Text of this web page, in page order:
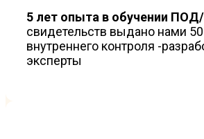
5 лет опыта в обучении
свидетельств выдано нами
внутреннего контроля -
эксперты